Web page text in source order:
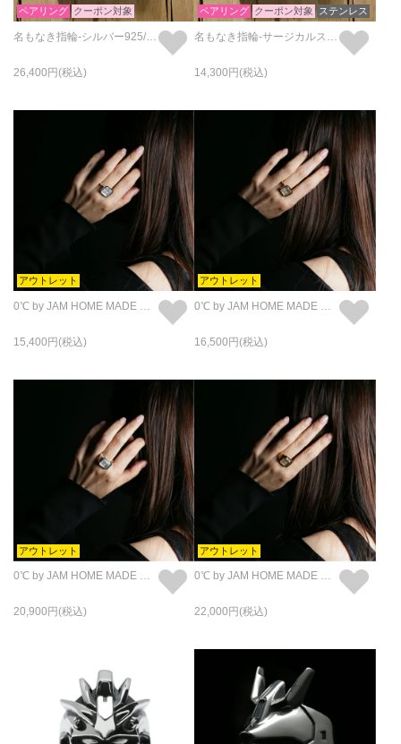
ペアリング クーポン対象
名もなき指輪-シルバー925/ペアリング/2サイズセット
26,400
ペアリング クーポン対象 ステンレス
名もなき指輪-サージカルステンレス-/ペアリング/2サイズセット
14,300
アウトレット
0℃ by JAM HOME MADE フローズンダイヤモンド リング・指輪S - シルバー
15,400
アウトレット
0℃ by JAM HOME MADE フローズンダイヤモンド リング・指輪S - ゴールド
16,500
アウトレット
0℃ by JAM HOME MADE フローズンダイヤモンド リング・指輪 - シルバー
20,900
アウトレット
0℃ by JAM HOME MADE フローズンダイヤモンド リング・指輪 - ゴールド
22,000